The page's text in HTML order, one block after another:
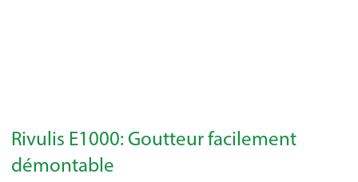
Rivulis E1000: Goutteur facilement
démontable